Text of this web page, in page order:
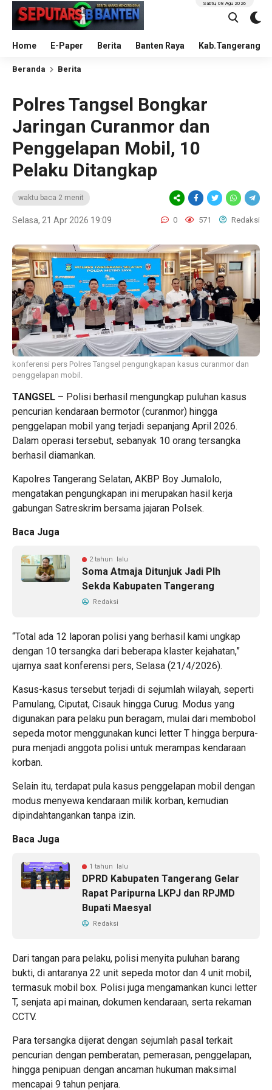
Home E-Paper Berita Banten Raya Kab.Tangerang
Sabtu, 08 Agu 2026
Beranda Berita
Polres Tangsel Bongkar
Jaringan Curanmor dan
Penggelapan Mobil, 10
Pelaku Ditangkap
waktu baca 2 menit
Selasa, 21 Apr 2026 19:09 0 571 Redaksi
konferensi pers Polres Tangsel pengungkapan kasus curanmor dan
penggelapan mobil.
TANGSEL – Polisi berhasil mengungkap puluhan kasus
pencurian kendaraan bermotor (curanmor) hingga
penggelapan mobil yang terjadi sepanjang April 2026.
Dalam operasi tersebut, sebanyak 10 orang tersangka
berhasil diamankan.
Kapolres Tangerang Selatan, AKBP Boy Jumalolo,
mengatakan pengungkapan ini merupakan hasil kerja
gabungan Satreskrim bersama jajaran Polsek.
Baca Juga
2 tahun lalu
Soma Atmaja Ditunjuk Jadi Plh
Sekda Kabupaten Tangerang
Redaksi
“Total ada 12 laporan polisi yang berhasil kami ungkap
dengan 10 tersangka dari beberapa klaster kejahatan,”
ujarnya saat konferensi pers, Selasa (21/4/2026).
Kasus-kasus tersebut terjadi di sejumlah wilayah, seperti
Pamulang, Ciputat, Cisauk hingga Curug. Modus yang
digunakan para pelaku pun beragam, mulai dari membobol
sepeda motor menggunakan kunci letter T hingga berpura-
pura menjadi anggota polisi untuk merampas kendaraan
korban.
Selain itu, terdapat pula kasus penggelapan mobil dengan
modus menyewa kendaraan milik korban, kemudian
dipindahtangankan tanpa izin.
Baca Juga
1 tahun lalu
DPRD Kabupaten Tangerang Gelar
Rapat Paripurna LKPJ dan RPJMD
Bupati Maesyal
Redaksi
Dari tangan para pelaku, polisi menyita puluhan barang
bukti, di antaranya 22 unit sepeda motor dan 4 unit mobil,
termasuk mobil box. Polisi juga mengamankan kunci letter
T, senjata api mainan, dokumen kendaraan, serta rekaman
CCTV.
Para tersangka dijerat dengan sejumlah pasal terkait
pencurian dengan pemberatan, pemerasan, penggelapan,
hingga penipuan dengan ancaman hukuman maksimal
mencapai 9 tahun penjara.